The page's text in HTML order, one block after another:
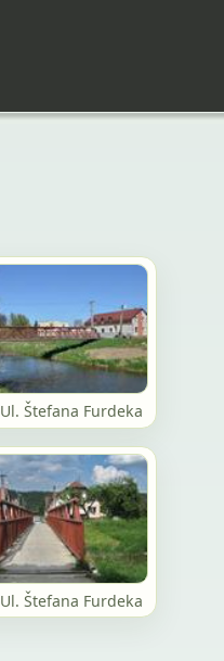
Štefana Furdeka
Štefana Furdeka